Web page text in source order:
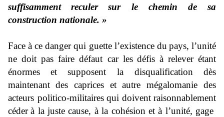
suffisamment
reculer
sur le chemin de sa
construction nationale. »
Face à ce danger qui guette l’existence du pays, l’unité
ne doit pas faire défaut car les défis à relever étant
énormes
et supposent la disqualification
dès
maintenant des caprices et autre mégalomanie des
acteurs politico-militaires qui doivent raisonnablement
céder à la juste cause, à la cohésion et à l’unité, gage